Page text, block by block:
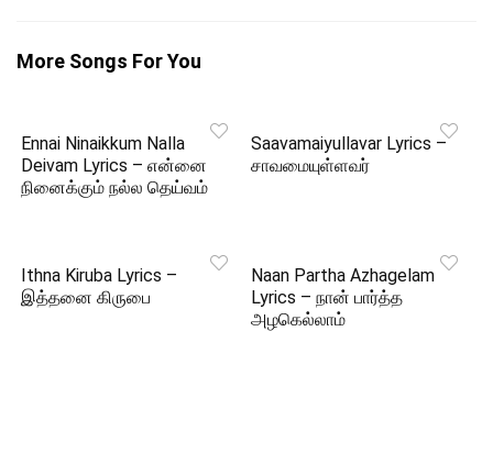
More Songs For You
Ennai Ninaikkum Nalla
Deivam Lyrics – என்னை
நினைக்கும் நல்ல தெய்வம்
Saavamaiyullavar Lyrics –
சாவமையுள்ளவர்
Ithna Kiruba Lyrics –
இத்தனை கிருபை
Naan Partha Azhagelam
Lyrics – நான் பார்த்த
அழகெல்லாம்